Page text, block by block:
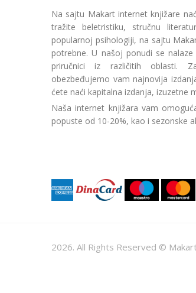
Na sajtu Makart internet knjižare
tražite beletristiku, stručnu
popularnoj psihologiji, na sajtu
potrebne. U našoj ponudi se
priručnici iz različitih oblasti.
obezbeđujemo vam najnovija
ćete naći kapitalna izdanja, izuzetne
Naša internet knjižara vam
popuste od 10-20%, kao i sezonske
2026. All Rights Reserved ©